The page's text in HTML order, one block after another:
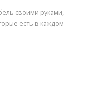
своими руками,
есть в каждом